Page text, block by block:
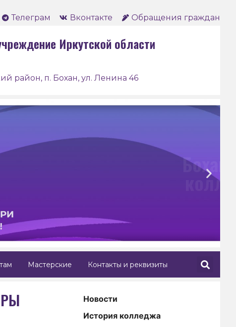
Телеграм Вконтакте Обращения граждан
Иркутской области
район, п. Бохан, ул. Ленина 46
педагогический
Мастерские Контакты и реквизиты
Новости
История колледжа